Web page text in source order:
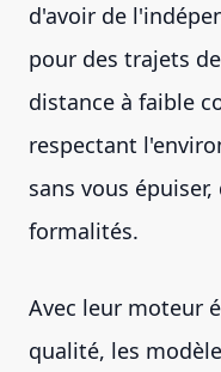
d'avoir de
pour des trajets
distance à faible
respectant
sans vous
formalités.
Avec leur moteur
qualité, les